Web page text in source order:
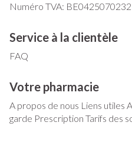
Numéro TVA: BE0425070232
Service à la clientèle
FAQ
Votre pharmacie
A propos de nous Liens utiles
garde Prescription Tarifs des